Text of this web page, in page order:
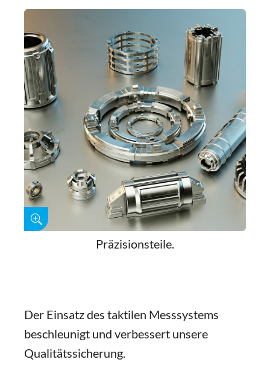
Präzisionsteile.
Der Einsatz des taktilen Messsystems
beschleunigt und verbessert unsere
Qualitätssicherung.